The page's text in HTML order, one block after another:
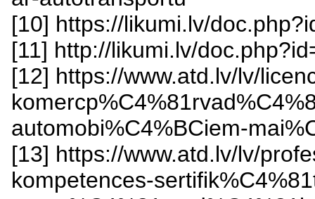
[10] https://likumi.lv/
[11] http://likumi.lv/
[12] https://www.atd.lv/lv/
automobi%C4%BCiem-
[13] https://www.atd.lv/lv/
kompetences-